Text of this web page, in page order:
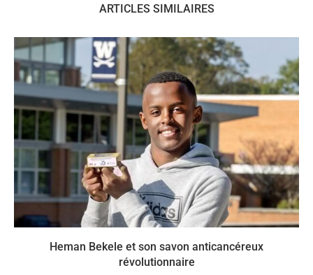
ARTICLES SIMILAIRES
Heman Bekele et son savon anticancéreux
révolutionnaire